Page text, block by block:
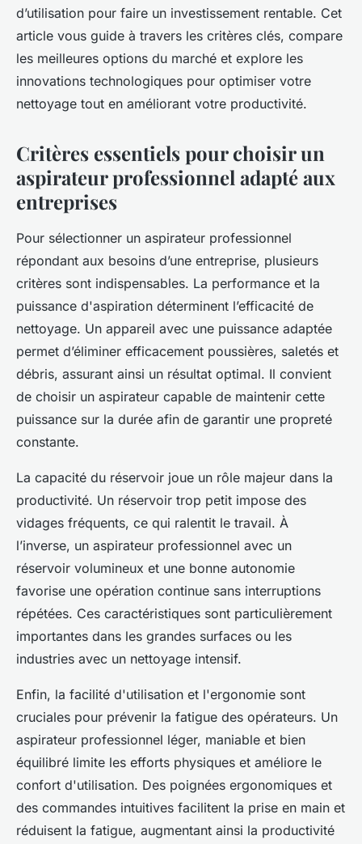
Marceau•21 juillet 2025• 9 min de lecture
d’utilisation pour faire un investissement rentable. Cet
article vous guide à travers les critères clés, compare
les meilleures options du marché et explore les
innovations technologiques pour optimiser votre
nettoyage tout en améliorant votre productivité.
Critères essentiels pour choisir un
aspirateur professionnel adapté aux
entreprises
Pour sélectionner un aspirateur professionnel
répondant aux besoins d’une entreprise, plusieurs
critères sont indispensables. La performance et la
puissance d'aspiration déterminent l’efficacité de
nettoyage. Un appareil avec une puissance adaptée
permet d’éliminer efficacement poussières, saletés et
débris, assurant ainsi un résultat optimal. Il convient
de choisir un aspirateur capable de maintenir cette
puissance sur la durée afin de garantir une propreté
constante.
La capacité du réservoir joue un rôle majeur dans la
productivité. Un réservoir trop petit impose des
vidages fréquents, ce qui ralentit le travail. À
l’inverse, un aspirateur professionnel avec un
réservoir volumineux et une bonne autonomie
favorise une opération continue sans interruptions
répétées. Ces caractéristiques sont particulièrement
importantes dans les grandes surfaces ou les
industries avec un nettoyage intensif.
Enfin, la facilité d'utilisation et l'ergonomie sont
cruciales pour prévenir la fatigue des opérateurs. Un
aspirateur professionnel léger, maniable et bien
équilibré limite les efforts physiques et améliore le
confort d'utilisation. Des poignées ergonomiques et
des commandes intuitives facilitent la prise en main et
réduisent la fatigue, augmentant ainsi la productivité